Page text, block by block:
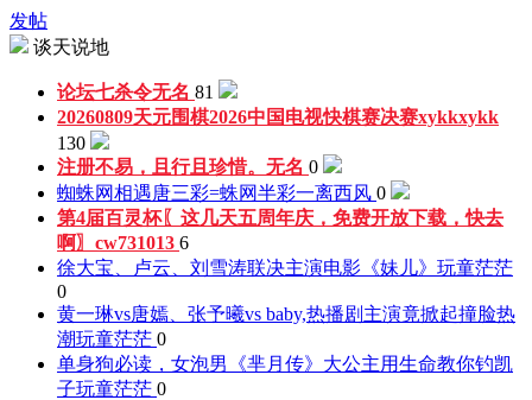
发帖
谈天说地
论坛七杀令无名 81
20260809天元围棋2026中国电视快棋赛决赛xykkxykk
130
注册不易，且行且珍惜。 无名 0
蜘蛛网相遇唐三彩=蛛网半彩一离西风 0
第4届百灵杯〖这几天五周年庆，免费开放下载，快去
啊〗 cw731013 6
徐大宝、卢云、刘雪涛联决主演电影《妹儿》 玩童茫茫
0
黄一琳vs唐嫣、张予曦vs baby,热播剧主演竟掀起撞脸热
潮玩童茫茫 0
单身狗必读，女泡男《芈月传》大公主用生命教你钓凯
子玩童茫茫 0